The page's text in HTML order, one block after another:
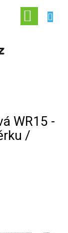
KOŠÍK
WR15 -
/